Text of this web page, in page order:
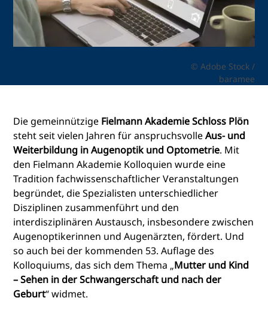
© Adobe Stock /
baramee
Die gemeinnützige Fielmann Akademie Schloss Plön
steht seit vielen Jahren für anspruchsvolleAus- und
Weiterbildung in Augenoptik und Optometrie. Mit
den Fielmann Akademie Kolloquien wurde eine
Tradition fachwissenschaftlicher Veranstaltungen
begründet, die Spezialisten unterschiedlicher
Disziplinen zusammenführt und den
interdisziplinären Austausch, insbesondere zwischen
Augenoptikerinnen und Augenärzten, fördert. Und
so auch bei der kommenden 53. Auflage des
Kolloquiums, das sich dem Thema „Mutter und Kind
– Sehen in der Schwangerschaft und nach der
Geburt“ widmet.